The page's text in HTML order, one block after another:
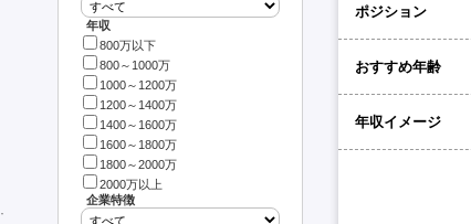
年収
800万以下
800～1000万
1000～1200万
1200～1400万
1400～1600万
1600～1800万
1800～2000万
2000万以上
企業特徴
ポジション
おすすめ年齢
年収イメージ